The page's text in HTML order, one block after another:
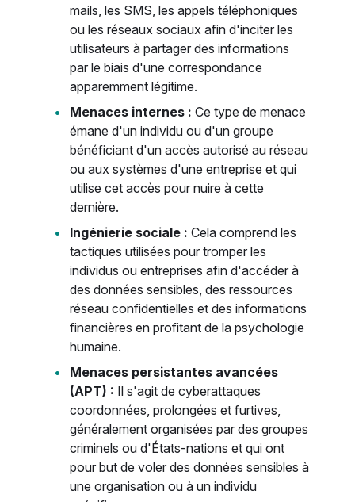
mails, les SMS, les appels téléphoniques
ou les réseaux sociaux afin d'inciter les
utilisateurs à partager des informations
par le biais d'une correspondance
apparemment légitime.
Menaces internes : Ce type de menace
émane d'un individu ou d'un groupe
bénéficiant d'un accès autorisé au réseau
ou aux systèmes d'une entreprise et qui
utilise cet accès pour nuire à cette
dernière.
Ingénierie sociale : Cela comprend les
tactiques utilisées pour tromper les
individus ou entreprises afin d'accéder à
des données sensibles, des ressources
réseau confidentielles et des informations
financières en profitant de la psychologie
humaine.
Menaces persistantes avancées
(APT) : Il s'agit de cyberattaques
coordonnées, prolongées et furtives,
généralement organisées par des groupes
criminels ou d'États-nations et qui ont
pour but de voler des données sensibles à
une organisation ou à un individu